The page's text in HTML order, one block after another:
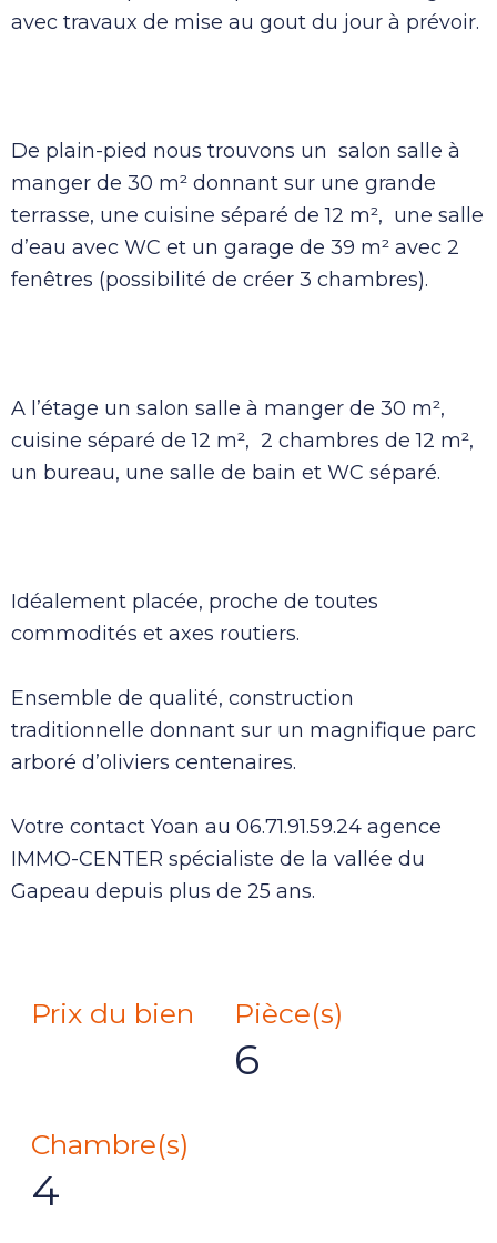
avec travaux de mise au gout du jour à prévoir.
De plain-pied nous trouvons un salon salle à
manger de 30 m² donnant sur une grande
terrasse, une cuisine séparé de 12 m², une salle
d’eau avec WC et un garage de 39 m² avec 2
fenêtres (possibilité de créer 3 chambres).
A l’étage un salon salle à manger de 30 m²,
cuisine séparé de 12 m², 2 chambres de 12 m²,
un bureau, une salle de bain et WC séparé.
Idéalement placée, proche de toutes
commodités et axes routiers.
Ensemble de qualité, construction
traditionnelle donnant sur un magnifique parc
arboré d’oliviers centenaires.
Votre contact Yoan au 06.71.91.59.24 agence
IMMO-CENTER spécialiste de la vallée du
Gapeau depuis plus de 25 ans.
Prix du bien Pièce(s)
6
Chambre(s)
4